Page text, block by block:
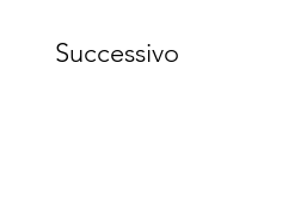
Successivo